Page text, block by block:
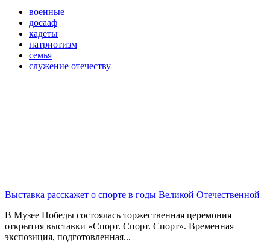
военные
досааф
кадеты
патриотизм
семья
служение отечеству
Выставка расскажет о спорте в годы Великой Отечественной
В Музее Победы состоялась торжественная церемония
открытия выставки «Спорт. Спорт. Спорт». Временная
экспозиция, подготовленная...